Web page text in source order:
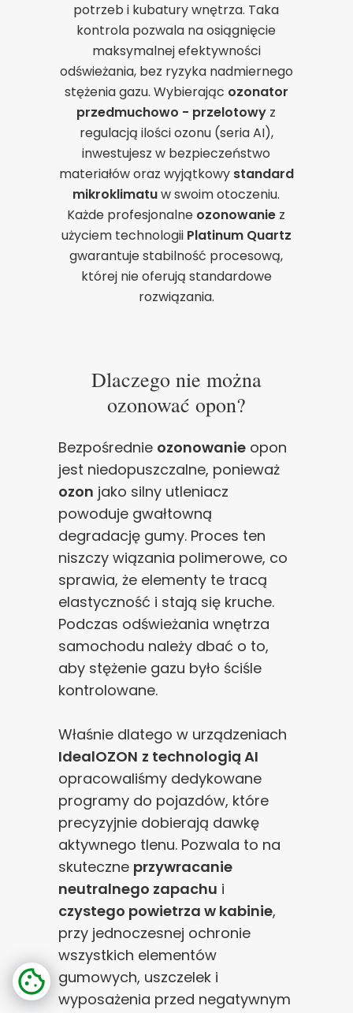
potrzeb i kubatury wnętrza. Taka
kontrola pozwala na osiągnięcie
maksymalnej efektywności
odświeżania, bez ryzyka nadmiernego
stężenia gazu. Wybierając ozonator
przedmuchowo - przelotowy z
regulacją ilości ozonu (seria AI),
inwestujesz w bezpieczeństwo
materiałów oraz wyjątkowy standard
mikroklimatuw swoim otoczeniu.
Każde profesjonalne ozonowanie z
użyciem technologii Platinum Quartz
gwarantuje stabilność procesową,
której nie oferują standardowe
rozwiązania.
Dlaczego nie można
ozonować opon?
Bezpośrednie ozonowanie opon
jest niedopuszczalne, ponieważ
ozon jako silny utleniacz
powoduje gwałtowną
degradację gumy. Proces ten
niszczy wiązania polimerowe, co
sprawia, że elementy te tracą
elastyczność i stają się kruche.
Podczas odświeżania wnętrza
samochodu należy dbać o to,
aby stężenie gazu było ściśle
kontrolowane.
Właśnie dlatego w urządzeniach
IdealOZON z technologią AI
opracowaliśmy dedykowane
programy do pojazdów, które
precyzyjnie dobierają dawkę
aktywnego tlenu. Pozwala to na
skuteczne przywracanie
neutralnego zapachu i
czystego powietrza w kabinie,
przy jednoczesnej ochronie
wszystkich elementów
gumowych, uszczelek i
wyposażenia przed negatywnym